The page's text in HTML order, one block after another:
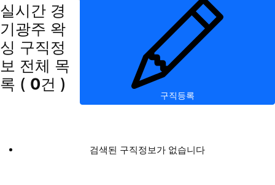
실시간 경
기광주 왁
싱 구직정
보 전체 목
록 ( 0건 )
구직등록
검색된 구직정보가 없습니다